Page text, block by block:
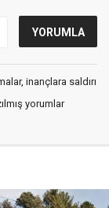
inançlara saldırı
yorumlar